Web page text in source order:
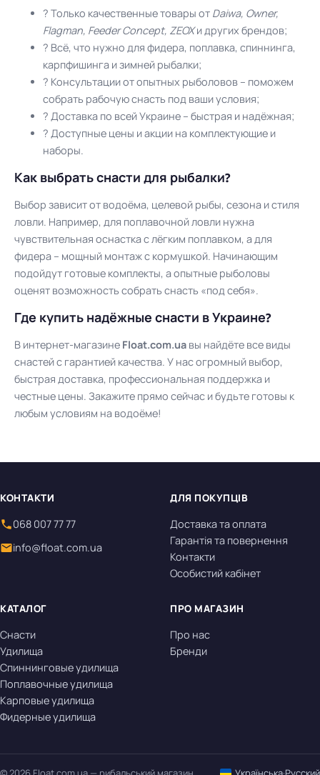
? Только качественные товары от Daiwa, Owner,
Flagman, Feeder Concept, ZEOXи других брендов;
? Всё, что нужно для фидера, поплавка, спиннинга,
карпфишинга и зимней рыбалки;
? Консультации от опытных рыболовов – поможем
собрать рабочую снасть под ваши условия;
? Доставка по всей Украине – быстрая и надёжная;
? Доступные цены и акции на комплектующие и
наборы.
Как выбрать снасти для рыбалки?
Выбор зависит от водоёма, целевой рыбы, сезона и стиля
ловли. Например, для поплавочной ловли нужна
чувствительная оснастка с лёгким поплавком, а для
фидера – мощный монтаж с кормушкой. Начинающим
подойдут готовые комплекты, а опытные рыболовы
оценят возможность собрать снасть «под себя».
Где купить надёжные снасти в Украине?
В интернет-магазине Float.com.ua вы найдёте все виды
снастей с гарантией качества. У нас огромный выбор,
быстрая доставка, профессиональная поддержка и
честные цены. Закажите прямо сейчас и будьте готовы к
любым условиям на водоёме!
КОНТАКТИ
068 007 77 77
info@float.com.ua
ДЛЯ ПОКУПЦІВ
Доставка та оплата
Гарантія та повернення
Контакти
Особистий кабінет
КАТАЛОГ
Снасти
Удилища
Спиннинговые удилища
Поплавочные удилища
Карповые удилища
Фидерные удилища
ПРО МАГАЗИН
Про нас
Бренди